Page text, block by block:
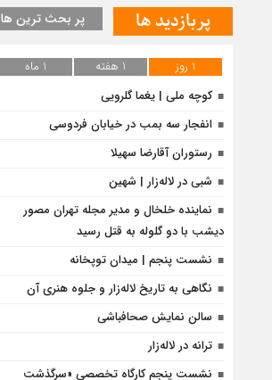
پربازدید ها پر بحث ترین ها
1 روز 1 هفته
1 ماه
کوچه ملی | یغما گلرویی
انفجار سه بمب در خیابان فردوسی
رستوران آقارضا سهیلا
شبی در لاله‌زار | شهین
نماینده خلخال و مدیر مجله تهران مصور
دیشب با دو گلوله به قتل رسید
نشست پنجم | میدان توپخانه
نگاهی به تاریخ لاله‌زار و جلوه هنری آن
سالن نمایش صحاف‎باشی
ترانه در لاله‌زار
نشست پنجم کارگاه تخصصی «سرگذشت